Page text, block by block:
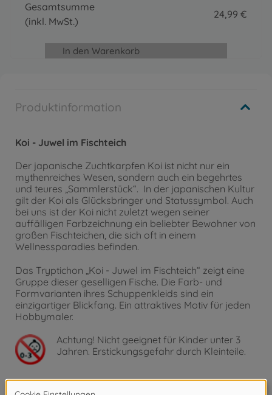
Produktinformation
Koi - Juwel im Fischteich
Der japanische Zuchtkarpfen Koi ist nicht nur ein
mythenreiches Wesen, sondern auch ein begehrtes
und teures „Sammlerstück“. In der japanischen Kultur
gilt der Koi als Glücksbringer und Statussymbol. Auch
bei uns ist der Koi nicht zuletzt wegen seiner
auffälligen Farbzeichnung ein beliebter Bewohner von
großen Fischteichen, die sich oft in einem
Wellnessparadies befinden.
Das Tryptichon „Koi - Juwel im Fischteich“ zeigt eine
Gruppe dieser geselligen Fische. Die Farb- und
Formvarianten ihres Schuppenkleids sind ein
einzigartiger Blickfang. Ein attraktives Motiv für jeden
Hobbymaler.
Achtung! Nicht geeignet für Kinder unter 3
Jahren. Erstickungsgefahr durch Kleinteile.
Gesamtsumme
(inkl. MwSt.)
24,99 €
In den Warenkorb